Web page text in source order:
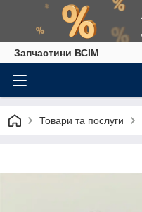
Запчастини ВСІМ
Товари та послуги